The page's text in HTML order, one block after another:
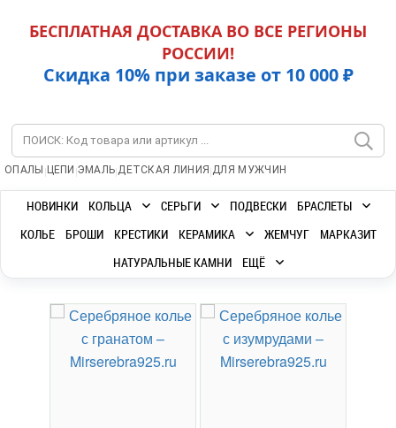
БЕСПЛАТНАЯ ДОСТАВКА ВО ВСЕ РЕГИОНЫ
РОССИИ!
Скидка 10% при заказе от 10 000 ₽
ОПАЛЫ | ЦЕПИ |ЭМАЛЬ|ДЕТСКАЯ ЛИНИЯ |ДЛЯ МУЖЧИН
НОВИНКИ КОЛЬЦА СЕРЬГИ ПОДВЕСКИ
БРАСЛЕТЫ
КОЛЬЕ
БРОШИ КРЕСТИКИ КЕРАМИКА ЖЕМЧУГ
МАРКАЗИТ
НАТУРАЛЬНЫЕ КАМНИ
ЕЩЁ